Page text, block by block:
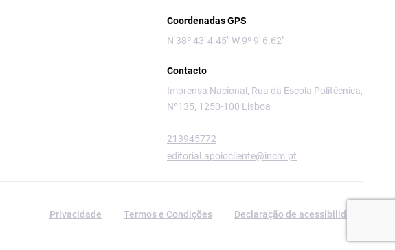
Coordenadas GPS
N 38º 43' 4.45" W 9º 9' 6.62"
Contacto
Imprensa Nacional, Rua da Escola Politécnica,
Nº135, 1250-100 Lisboa
213945772
editorial.apoiocliente@incm.pt
Privacidade Termos e Condições Declaração de acessibilidade